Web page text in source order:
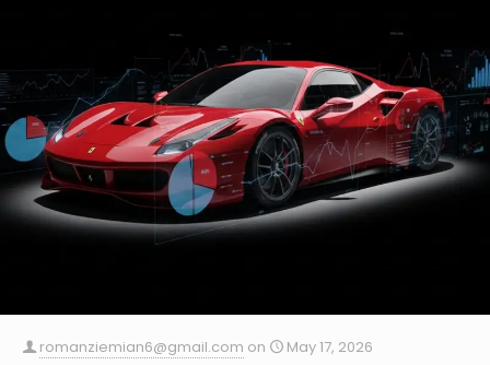
romanziemian6@gmail.com on
May 17, 2026